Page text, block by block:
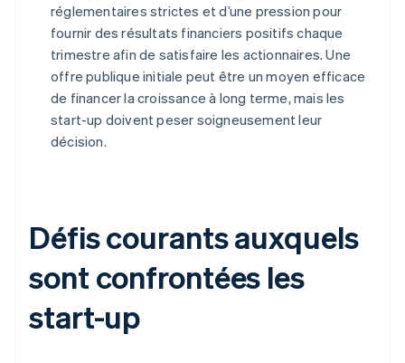
réglementaires strictes et d’une pression pour
fournir des résultats financiers positifs chaque
trimestre afin de satisfaire les actionnaires. Une
offre publique initiale peut être un moyen efficace
de financer la croissance à long terme, mais les
start-up doivent peser soigneusement leur
décision.
Défis courants auxquels
sont confrontées les
start-up